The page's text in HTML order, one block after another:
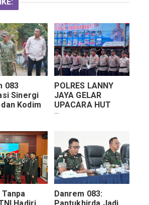
083
Sinergi
Kodim
POLRES LANNY
JAYA GELAR
UPACARA HUT
BHAYANGKARA KE-
KOMITMEN PRESISI
UNTUK NEGERI
Danrem 083: